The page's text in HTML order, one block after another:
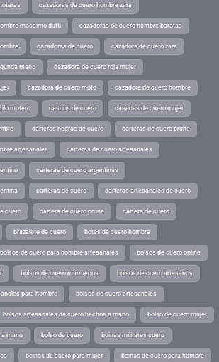
cazadoras de cuero hombre zara
massimo dutti cazadoras de cuero hombre baratas
cazadoras de cuero cazadora de cuero zara
mano cazadora de cuero roja mujer
cazadora de cuero moto cazadora de cuero hombre
motero cascos de cuero casacas de cuero mujer
carteras negras de cuero carteras de cuero prune
artesanales carteras de cuero artesanales
carteras de cuero argentinas
carteras de cuero carteras artesanales de cuero
cuero cartera de cuero prune cartera de cuero
brazalete de cuero botas de cuero hombre
bolsos de cuero para hombre artesanales bolsos de cuero online
bolsos de cuero marruecos bolsos de cuero artesanos
para hombre bolsos de cuero artesanales
bolsos artesanales de cuero hechos a mano bolso de cuero mujer
a mano bolso de cuero boinas militares cuero
boinas de cuero para mujer boinas de cuero para hombre